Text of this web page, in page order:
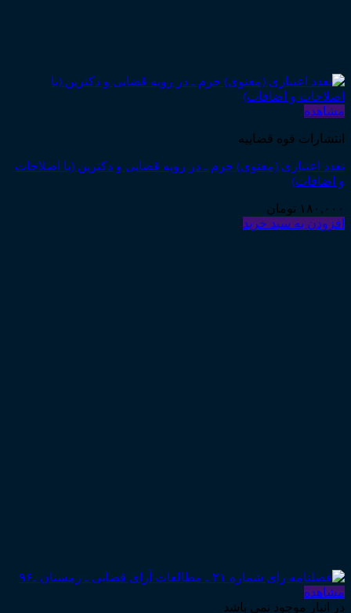
مشاهده
انتشارات قوه قضاییه
تعدد اعتباری (معنوی) جرم ـ در رویه قضایی و دکترین (با اصلاحات
و اضافات)
۱۸۰,۰۰۰ تومان
افزودن به سبد خرید
مشاهده
در انبار موجود نمی باشد